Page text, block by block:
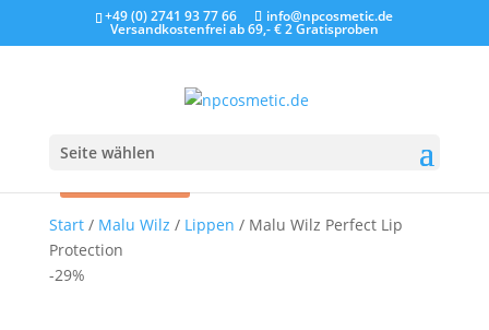
+49 (0) 2741 93 77 66 info@npcosmetic.de
Versandkostenfrei ab 69,- €2 Gratisproben
Seite wählen
Start/ Malu Wilz / Lippen / Malu Wilz Perfect Lip
Protection
-29%